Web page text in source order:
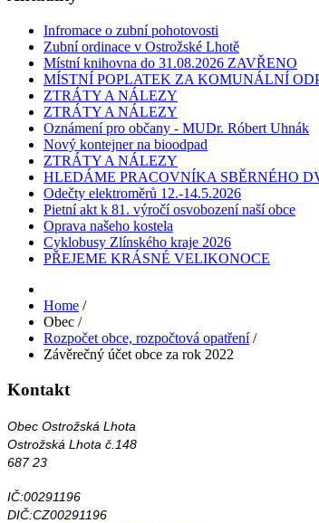
Infromace o zubní pohotovosti
Zubní ordinace v Ostrožské Lhotě
Místní knihovna do 31.08.2026 ZAVŘENO
MÍSTNÍ POPLATEK ZA KOMUNÁLNÍ
ZTRÁTY A NÁLEZY
ZTRÁTY A NÁLEZY
Oznámení pro občany - MUDr. Róbert Uhnák
Nový kontejner na bioodpad
ZTRÁTY A NÁLEZY
HLEDÁME PRACOVNÍKA SBĚRNÉHO
Odečty elektroměrů 12.-14.5.2026
Pietní akt k 81. výročí osvobození naší obce
Oprava našeho kostela
Cyklobusy Zlínského kraje 2026
PŘEJEME KRÁSNÉ VELIKONOCE
Home /
Obec /
Rozpočet obce, rozpočtová opatření /
Závěrečný účet obce za rok 2022
Kontakt
Obec Ostrožská Lhota
Ostrožská Lhota č.148
687 23
IČ:00291196
DIČ:CZ00291196